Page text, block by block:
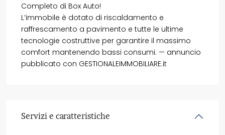
Completo di Box Auto!
L’immobile è dotato di riscaldamento e
raffrescamento a pavimento e tutte le ultime
tecnologie costruttive per garantire il massimo
comfort mantenendo bassi consumi. — annuncio
pubblicato con GESTIONALEIMMOBILIARE.it
Servizi e caratteristiche